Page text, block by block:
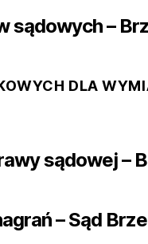
sądowych –
DLA
sądowej –
– Sąd